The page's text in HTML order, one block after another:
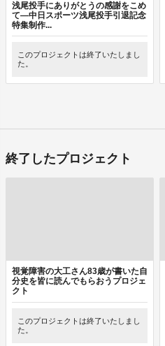
浅尾投手にありがとうの感謝をこめ
て―中日スポーツ浅尾投手引退記念
特集制作...
このプロジェクトは終了いたしまし
た。
終了したプロジェクト
視覚障害の大工さん83歳が書いた自
分史を皆に読んでもらおうプロジェ
クト
このプロジェクトは終了いたしまし
た。